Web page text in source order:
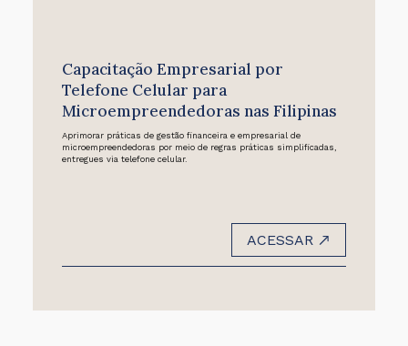
Capacitação Empresarial por
Telefone Celular para
Microempreendedoras nas Filipinas
Aprimorar práticas de gestão financeira e empresarial de
microempreendedoras por meio de regras práticas simplificadas,
entregues via telefone celular.
ACESSAR